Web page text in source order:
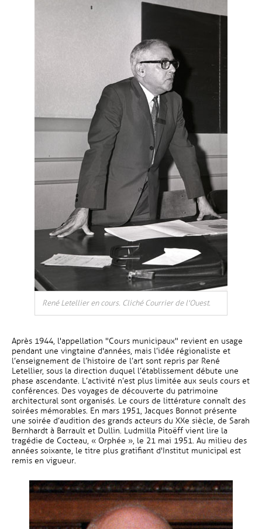
René Letellier en cours. Cliché Courrier de l'Ouest.
Après 1944, l'appellation "Cours municipaux" revient en usage
pendant une vingtaine d'années, mais l’idée régionaliste et
l’enseignement de l’histoire de l’art sont repris par René
Letellier, sous la direction duquel l’établissement débute une
phase ascendante. L’activité n’est plus limitée aux seuls cours et
conférences. Des voyages de découverte du patrimoine
architectural sont organisés. Le cours de littérature connaît des
soirées mémorables. En mars 1951, Jacques Bonnot présente
une soirée d’audition des grands acteurs du XXe siècle, de Sarah
Bernhardt à Barrault et Dullin. Ludmilla Pitoëff vient lire la
tragédie de Cocteau, « Orphée », le 21 mai 1951. Au milieu des
années soixante, le titre plus gratifiant d'Institut municipal est
remis en vigueur.